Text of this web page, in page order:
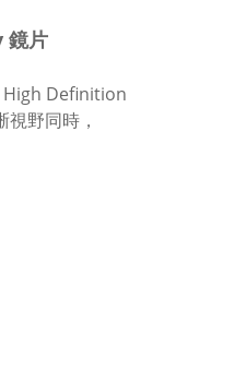
鏡片
High Definition
野同時，